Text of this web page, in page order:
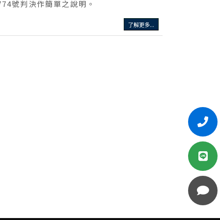
號判決作簡單之說明。
了解更多...